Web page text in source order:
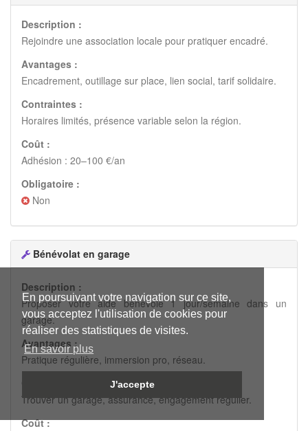
En poursuivant votre navigation sur ce site,
vous acceptez l'utilisation de cookies pour
réaliser des statistiques de visites.
En savoir plus
J'accepte
Description :
Rejoindre une association locale pour pratiquer encadré.
Avantages :
Encadrement, outillage sur place, lien social, tarif solidaire.
Contraintes :
Horaires limités, présence variable selon la région.
Coût :
Adhésion : 20–100 €/an
Obligatoire :
Non
Bénévolat en garage
Description :
Proposer votre aide bénévole 1 jour/semaine dans un
garage.
Avantages :
Pratique régulière, immersion pro, réseau.
Trouver un garage, assurance, engagement régulier.
Coût :